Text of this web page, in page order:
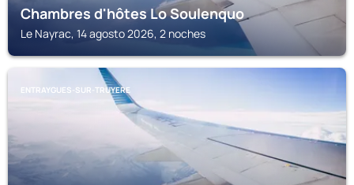
Chambres d'hôtes Lo Soulenquo
Le Nayrac, 14 agosto 2026, 2 noches
ENTRAYGUES-SUR-TRUYERE